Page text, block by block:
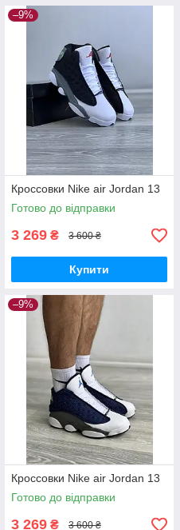
–9%
Кроссовки Nike air Jordan 13
Готово до відправки
3 269 ₴ 3 600 ₴
Купити
–9%
Кроссовки Nike air Jordan 13
Готово до відправки
3 269 ₴ 3 600 ₴